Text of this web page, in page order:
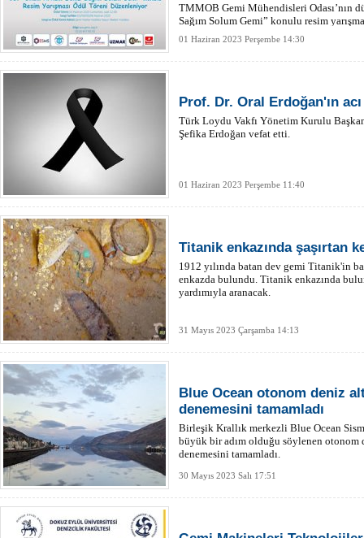
TMMOB Gemi Mühendisleri Odası’nın
Sağım Solum Gemi” konulu resim
öğrenciler belli oldu.
01 Haziran 2023 Perşembe 14:30
Prof. Dr. Oral Erdoğan'ın
Türk Loydu Vakfı Yönetim Kurulu
Şefika Erdoğan vefat etti.
01 Haziran 2023 Perşembe 11:40
Titanik enkazında şaşırtan
1912 yılında batan dev gemi Titanik'in
enkazda bulundu. Titanik enkazında
yardımıyla aranacak.
31 Mayıs 2023 Çarşamba 14:13
Blue Ocean otonom deniz
denemesini tamamladı
Birleşik Krallık merkezli Blue Ocean
büyük bir adım olduğu söylenen otonom
denemesini tamamladı.
30 Mayıs 2023 Salı 17:51